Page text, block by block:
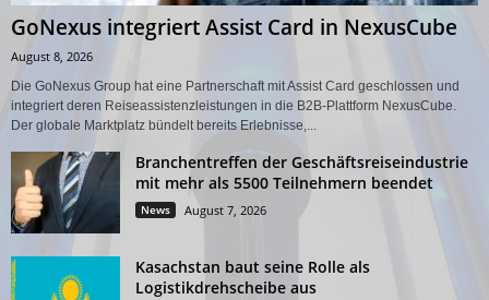
GoNexus integriert Assist Card in NexusCube
August 8, 2026
Die GoNexus Group hat eine Partnerschaft mit Assist Card geschlossen und
integriert deren Reiseassistenzleistungen in die B2B-Plattform NexusCube.
Der globale Marktplatz bündelt bereits Erlebnisse,...
Branchentreffen der Geschäftsreiseindustrie
mit mehr als 5500 Teilnehmern beendet
News August 7, 2026
Kasachstan baut seine Rolle als
Logistikdrehscheibe aus